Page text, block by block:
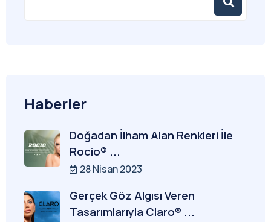
Haberler
Doğadan İlham Alan Renkleri İle
Rocio® ...
28 Nisan 2023
Gerçek Göz Algısı Veren
Tasarımlarıyla Claro® ...